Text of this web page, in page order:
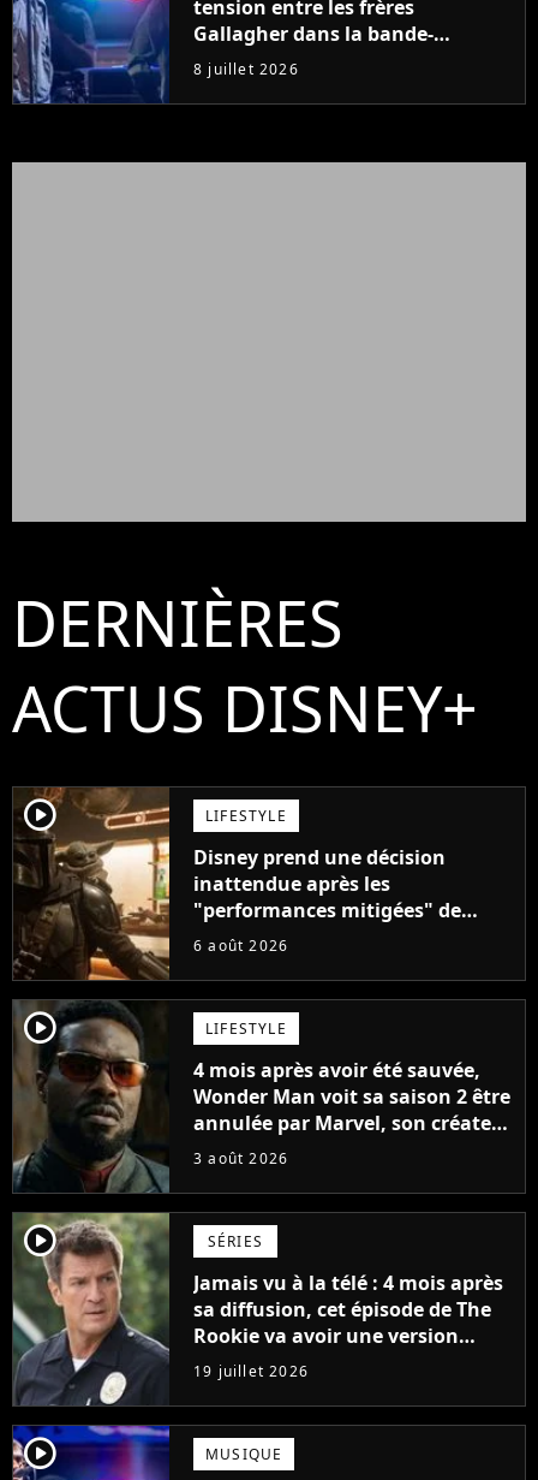
tension entre les frères
Gallagher dans la bande-
annonce du documentaire sur
Oasis
8 juillet 2026
DERNIÈRES
ACTUS DISNEY+
player2 LIFESTYLE
Disney prend une décision
inattendue après les
"performances mitigées" de
Vaiana et The Mandalorian &
6 août 2026
player2 LIFESTYLE
4 mois après avoir été sauvée,
Wonder Man voit sa saison 2 être
annulée par Marvel, son créateur
sort du silence : "Les contrats
3 août 2026
player2 SÉRIES
Jamais vu à la télé : 4 mois après
sa diffusion, cet épisode de The
Rookie va avoir une version
longue en streaming
19 juillet 2026
player2 MUSIQUE